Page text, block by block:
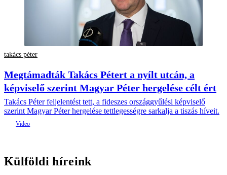
takács péter
Megtámadták Takács Pétert a nyílt utcán, a
képviselő szerint Magyar Péter hergelése célt ért
Takács Péter feljelentést tett, a fideszes országgyűlési képviselő
szerint Magyar Péter hergelése tettlegességre sarkalja a tiszás híveit.
Külföldi híreink